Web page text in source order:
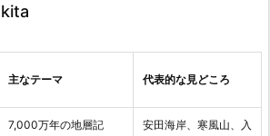
主なテーマ 代表的な見どころ
7,000万年の地層記
安田海岸、寒風山、入